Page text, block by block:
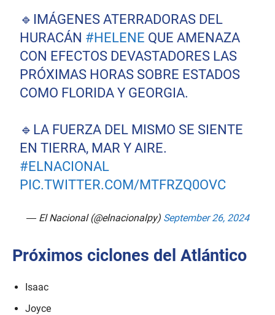
🔹IMÁGENES ATERRADORAS DEL
HURACÁN #HELENE QUE AMENAZA
CON EFECTOS DEVASTADORES LAS
PRÓXIMAS HORAS SOBRE ESTADOS
COMO FLORIDA Y GEORGIA.
🔹LA FUERZA DEL MISMO SE SIENTE
EN TIERRA, MAR Y AIRE.
#ELNACIONAL
PIC.TWITTER.COM/MTFRZQ0OVC
— El Nacional (@elnacionalpy) September 26, 2024
Próximos ciclones del Atlántico
Isaac
Joyce